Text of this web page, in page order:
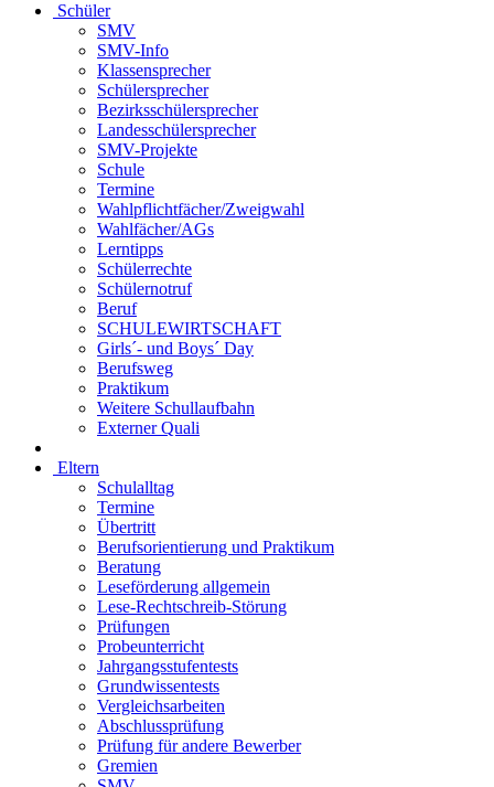
Schüler
SMV
SMV-Info
Klassensprecher
Schülersprecher
Bezirksschülersprecher
Landesschülersprecher
SMV-Projekte
Schule
Termine
Wahlpflichtfächer/Zweigwahl
Wahlfächer/AGs
Lerntipps
Schülerrechte
Schülernotruf
Beruf
SCHULEWIRTSCHAFT
Girls´- und Boys´ Day
Berufsweg
Praktikum
Weitere Schullaufbahn
Externer Quali
Eltern
Schulalltag
Termine
Übertritt
Berufsorientierung und Praktikum
Beratung
Leseförderung allgemein
Lese-Rechtschreib-Störung
Prüfungen
Probeunterricht
Jahrgangsstufentests
Grundwissentests
Vergleichsarbeiten
Abschlussprüfung
Prüfung für andere Bewerber
Gremien